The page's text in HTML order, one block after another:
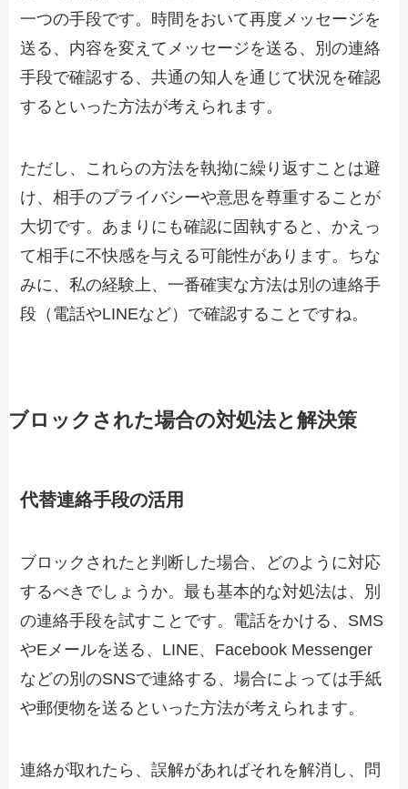
一つの手段です。時間をおいて再度メッセージを
送る、内容を変えてメッセージを送る、別の連絡
手段で確認する、共通の知人を通じて状況を確認
するといった方法が考えられます。
ただし、これらの方法を執拗に繰り返すことは避
け、相手のプライバシーや意思を尊重することが
大切です。あまりにも確認に固執すると、かえっ
て相手に不快感を与える可能性があります。ちな
みに、私の経験上、一番確実な方法は別の連絡手
段（電話やLINEなど）で確認することですね。
ブロックされた場合の対処法と解決策
代替連絡手段の活用
ブロックされたと判断した場合、どのように対応
するべきでしょうか。最も基本的な対処法は、別
の連絡手段を試すことです。電話をかける、SMS
やEメールを送る、LINE、Facebook Messenger
などの別のSNSで連絡する、場合によっては手紙
や郵便物を送るといった方法が考えられます。
連絡が取れたら、誤解があればそれを解消し、問